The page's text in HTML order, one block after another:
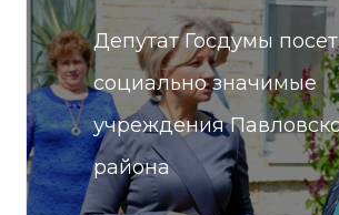
Депутат Госдумы
социально значимые
учреждения
района